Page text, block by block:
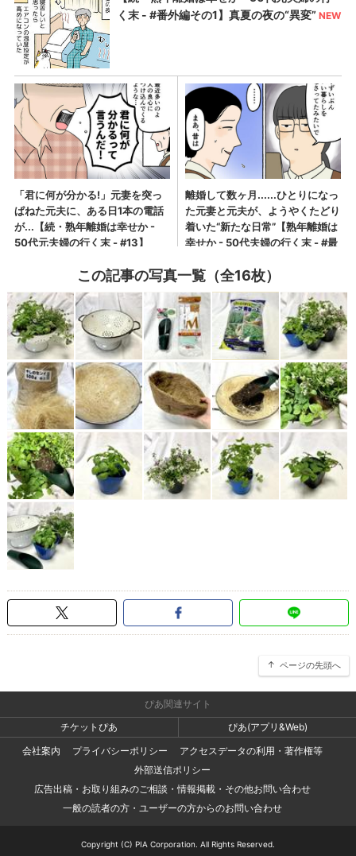
この記事の写真一覧（全16枚）
ページの先頭へ
ぴあ関連サイト
チケットぴあ
ぴあ(アプリ&Web)
会社案内
プライバシーポリシー
アクセスデータの利用・著作権等
外部送信ポリシー
広告出稿・お取り組みのご相談・情報掲載・その他お問い合わせ
一般の読者の方・ユーザーの方からのお問い合わせ
Copyright (C) PIA Corporation. All Rights Reserved.